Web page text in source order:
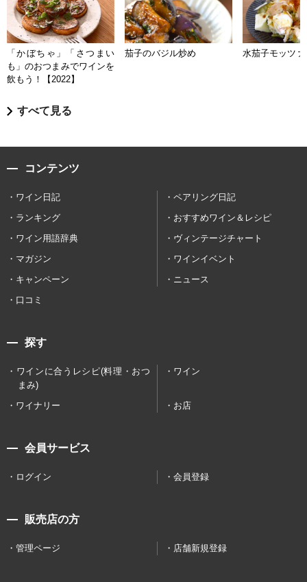
「かぼちゃ」「さつまい
も」のおつまみでワインを
飲もう！【2022】
茄子のバジル炒め 水茄子モッツァ
すべて見る
コンテンツ
ワイン日記
ペアリング日記
ランキング
おすすめワイン＆レシピ
ワイン用語辞典
ヴィンテージチャート
マガジン
ワインイベント
キャンペーン
ニュース
口コミ
探す
ワインに合うレシピ(料理・おつ
まみ)
ワイン
ワイナリー お店
会員サービス
ログイン 会員登録
販売店の方
管理ページ 店舗新規登録